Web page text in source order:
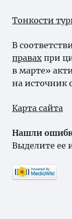
Тонкости
В
правах при
в марте»
на источник
Карта сайта
Нашли
Выделите ее